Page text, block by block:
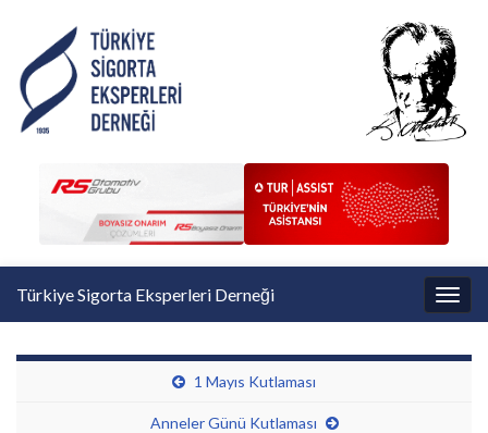
Türkiye Sigorta Eksperleri Derneği
1 Mayıs Kutlaması
Anneler Günü Kutlaması